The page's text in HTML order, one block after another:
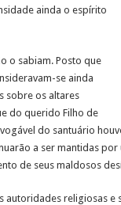
ainda o espírito
o sabiam. Posto que
se ainda
sobre os altares
do querido Filho de
do santuário
a ser mantidas
de seus maldosos
religiosas e